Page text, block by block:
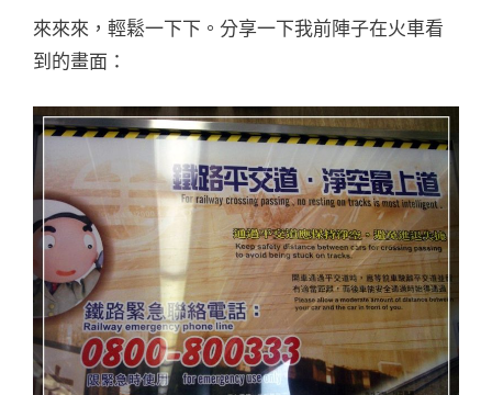
來來來，輕鬆一下下。分享一下我前陣子在火車看
到的畫面：